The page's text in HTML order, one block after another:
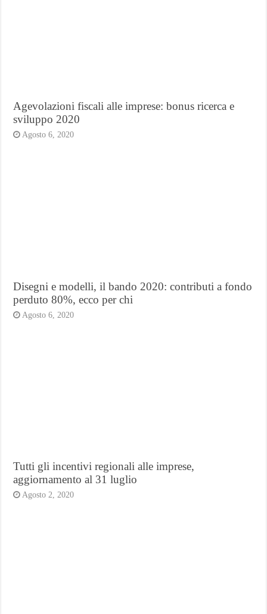
Agevolazioni fiscali alle imprese: bonus ricerca e
sviluppo 2020
Agosto 6, 2020
Disegni e modelli, il bando 2020: contributi a fondo
perduto 80%, ecco per chi
Agosto 6, 2020
Tutti gli incentivi regionali alle imprese,
aggiornamento al 31 luglio
Agosto 2, 2020